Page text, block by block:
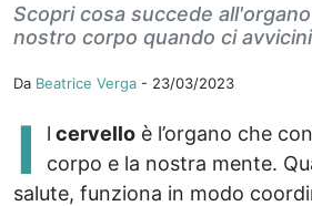
Scopri cosa succede
nostro corpo quando ci
Da Beatrice Verga - 23/03/2023
I l cervello è l’organo che
corpo e la nostra mente.
salute, funziona in modo